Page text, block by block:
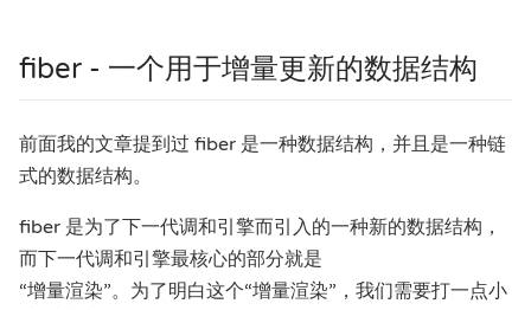
fiber - 一个用于增量更新的数据结构
前面我的文章提到过 fiber 是一种数据结构，并且是一种链
式的数据结构。
fiber 是为了下一代调和引擎而引入的一种新的数据结构，
而下一代调和引擎最核心的部分就是
“增量渲染”。为了明白这个“增量渲染”，我们需要打一点小